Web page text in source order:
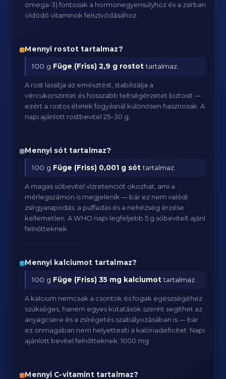
omega-3) fontosak a hormonegyensúlyhoz és a zsírban
oldódó vitaminok felszívódásához.
Mennyi rostot tartalmaz?
100 g Füge (Friss) 2,9 g rostottartalmaz.
A rost lassítja az emésztést, stabilizálja a
vércukorszintet és hosszabb teltségérzetet biztosít —
ezért a rostos ételek fogyásnál különösen hasznosak. A
napi ajánlott rostbevitel 25–30 g.
Mennyi sót tartalmaz?
100 g Füge (Friss) 0,001 g sóttartalmaz.
A magas sóbevitel vízretenciót okozhat, ami a
mérlegszámon is megjelenik — bár ez nem valódi
zsírgyarapodás, a puffadás és a nehézség érzése
kellemetlen. A WHO napi legfeljebb 5 g sóbevitelt ajánl
felnőtteknek.
Mennyi kalciumot tartalmaz?
100 g Füge (Friss) 35 mg kalciumottartalmaz.
A kalcium nemcsak a csontok és fogak egészségéhez
szükséges, hanem egyes kutatások szerint segíthet az
anyagcsere és a zsírégetés szabályozásában is — bár
ez önmagában nem helyettesíti a kalóriadeficitet. Napi
ajánlott bevitel felnőtteknek: 1000 mg.
Mennyi C-vitamint tartalmaz?